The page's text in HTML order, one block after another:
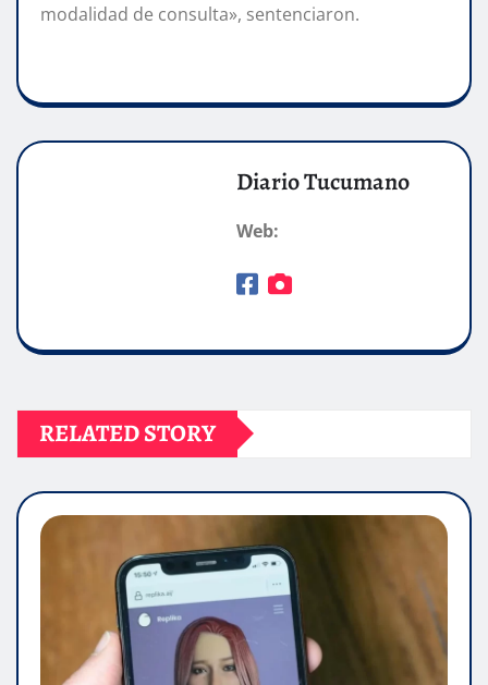
modalidad de consulta», sentenciaron.
Diario Tucumano
Web:
RELATED STORY